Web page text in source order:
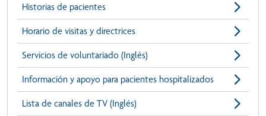
Historias de pacientes
Horario de visitas y directrices
Servicios de voluntariado (Inglés)
Información y apoyo para pacientes hospitalizados
Lista de canales de TV (Inglés)